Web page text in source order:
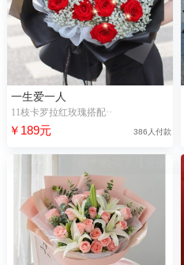
一生爱一人
11枝卡罗拉红玫瑰搭配··
￥189元 386人付款